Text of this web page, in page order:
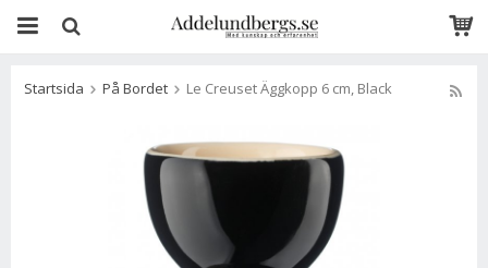
Startsida På Bordet Le Creuset Äggkopp 6 cm, Black